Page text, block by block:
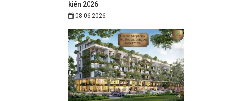
kiến 2026
08-06-2026